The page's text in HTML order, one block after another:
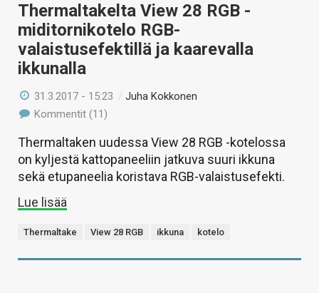
HAKU
Thermaltakelta View 28 RGB -
miditornikotelo RGB-
valaistusefektillä ja kaarevalla
ikkunalla
31.3.2017 - 15:23 /Juha Kokkonen
Kommentit (11)
Thermaltaken uudessa View 28 RGB -kotelossa
on kyljestä kattopaneeliin jatkuva suuri ikkuna
sekä etupaneelia koristava RGB-valaistusefekti.
Lue lisää
Thermaltake View 28 RGB ikkuna kotelo